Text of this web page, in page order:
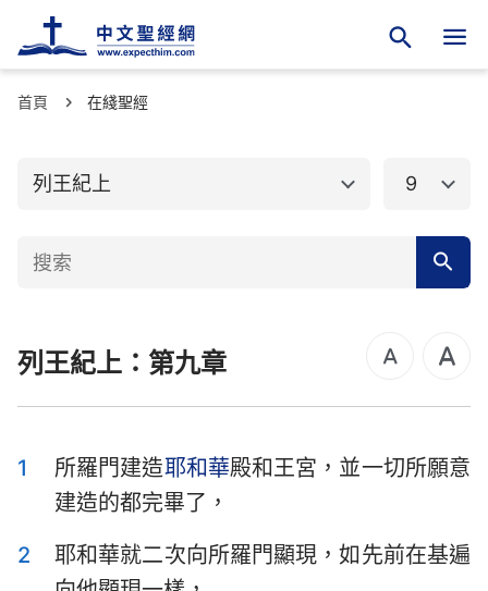
首頁 在綫聖經
列王紀上
舊約聖經
創世記
申命記
撒母耳記上
歷代志上 歷代志下
以斯拉記
以斯帖記 約伯記
9
列王紀上：第九章
1 所羅門建造耶和華殿和王宮，並一切所願意
建造的都完畢了，
2
耶和華就二次向所羅門顯現，如先前在基遍